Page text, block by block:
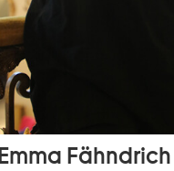
Fähndrich